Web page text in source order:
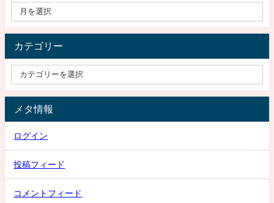
カテゴリー
メタ情報
ログイン
投稿フィード
コメントフィード